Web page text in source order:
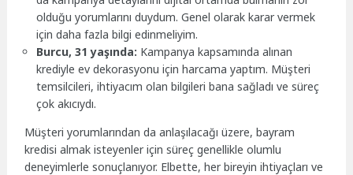
olduğu yorumlarını duydum. Genel olarak karar vermek
için daha fazla bilgi edinmeliyim.
Burcu, 31 yaşında: Kampanya kapsamında alınan
krediyle ev dekorasyonu için harcama yaptım. Müşteri
temsilcileri, ihtiyacım olan bilgileri bana sağladı ve süreç
çok akıcıydı.
Müşteri yorumlarından da anlaşılacağı üzere, bayram
kredisi almak isteyenler için süreç genellikle olumlu
deneyimlerle sonuçlanıyor. Elbette, her bireyin ihtiyaçları ve